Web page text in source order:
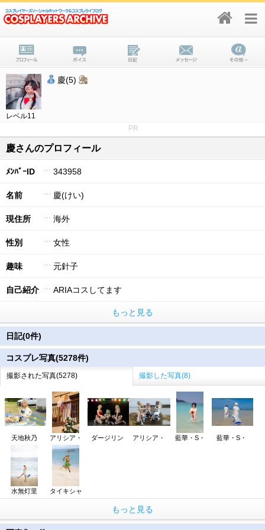
レベル11
慶(5)
PR
慶さんのプロフィール
ﾒﾝﾊﾞｰID 343958
名前 慶(けい)
現住所 海外
性別 女性
趣味 元針子
自己紹介 ARIAコスしてます
もっと見る
日記(0件)
コスプレ写真(5278件)
撮影された写真(5278) 撮影した写真(8)
天地秋乃 アリシア・ ダージリン アリシア・ 藍華・S・ 藍華・S・
水無灯里 タイキシャ
もっと見る